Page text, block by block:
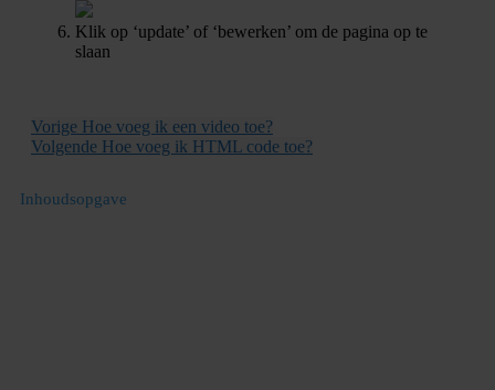
Klik op ‘update’ of ‘bewerken’ om de pagina op te
slaan
Vorige Hoe voeg ik een video toe?
Volgende Hoe voeg ik HTML code toe?
Inhoudsopgave